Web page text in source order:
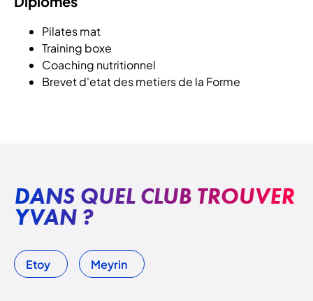
Pilates mat
Training boxe
Coaching nutritionnel
Brevet d'etat des metiers de la Forme
DANS QUEL CLUB TROUVER
YVAN ?
Etoy Meyrin